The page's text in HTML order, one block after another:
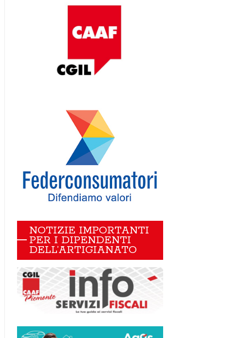
NOTIZIE IMPORTANTI
PER I DIPENDENTI
DELL’ARTIGIANATO